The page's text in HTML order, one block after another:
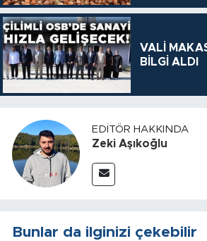
VALİ
BİLGİ ALDI
EDITÖR HAKKINDA
Zeki Aşıkoğlu
Bunlar da ilginizi çekebilir